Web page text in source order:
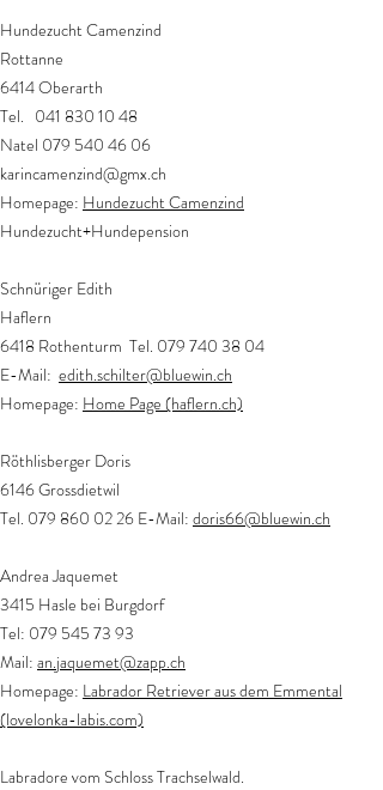
Hundezucht Camenzind
Rottanne
6414 Oberarth
Tel. 041 830 10 48
Natel 079 540 46 06
karincamenzind@gmx.ch
Homepage: Hundezucht Camenzind
Hundezucht+Hundepension
Schnüriger Edith
Haflern
6418 Rothenturm Tel. 079 740 38 04
E-Mail: edith.schilter@bluewin.ch
Homepage: Home Page (haflern.ch)
Röthlisberger Doris
6146 Grossdietwil
Tel. 079 860 02 26 E-Mail: doris66@bluewin.ch
Andrea Jaquemet
3415 Hasle bei Burgdorf
Tel: 079 545 73 93
Mail: an.jaquemet@zapp.ch
Homepage: Labrador Retriever aus dem Emmental
(lovelonka-labis.com)
Labradore vom Schloss Trachselwald.